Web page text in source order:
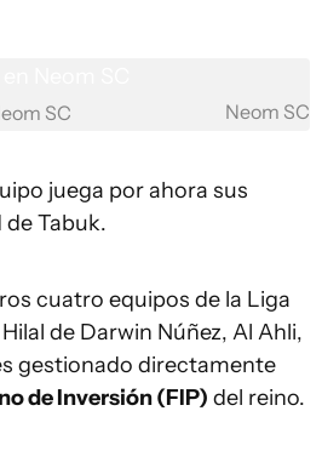
SC Neom SC
juega por ahora sus
Tabuk.
cuatro equipos de la Liga
de Darwin Núñez, Al Ahli,
gestionado directamente
de Inversión (FIP) del reino.